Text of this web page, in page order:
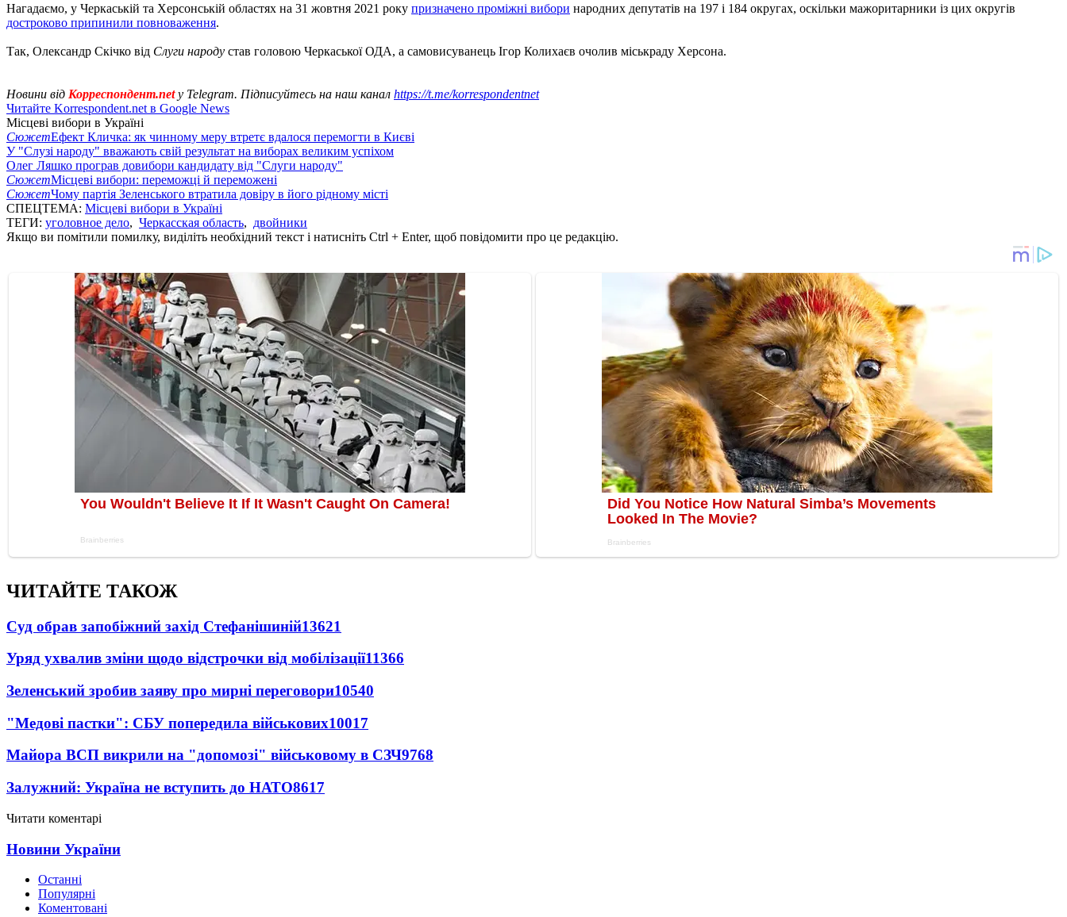
Нагадаємо, у Черкаській та Херсонській областях на 31 жовтня 2021 року призначено проміжні вибори народних депутатів на 197 і 184 округах, оскільки мажоритарники із цих округів
достроково припинили повноваження.
Так, Олександр Скічко від Слуги народу став головою Черкаської ОДА, а самовисуванець Ігор Колихаєв очолив міськраду Херсона.
Новини від Корреспондент.netу Telegram. Підписуйтесь на наш канал https://t.me/korrespondentnet
Читайте Korrespondent.net в Google News
Місцеві вибори в Україні
СюжетЕфект Кличка: як чинному меру втретє вдалося перемогти в Києві
У "Слузі народу" вважають свій результат на виборах великим успіхом
Олег Ляшко програв довибори кандидату від "Слуги народу"
СюжетМісцеві вибори: переможці й переможені
СюжетЧому партія Зеленського втратила довіру в його рідному місті
СПЕЦТЕМА: Місцеві вибори в Україні
ТЕГИ: уголовное дело, Черкасская область, двойники
Якщо ви помітили помилку, виділіть необхідний текст і натисніть Ctrl + Enter, щоб повідомити про це редакцію.
ЧИТАЙТЕ ТАКОЖ
Суд обрав запобіжний захід Стефанішиній13621
Уряд ухвалив зміни щодо відстрочки від мобілізації11366
Зеленський зробив заяву про мирні переговори10540
"Медові пастки": СБУ попередила військових10017
Майора ВСП викрили на "допомозі" військовому в СЗЧ9768
Залужний: Україна не вступить до НАТО8617
Читати коментарі
Новини України
Останні
Популярні
Коментовані